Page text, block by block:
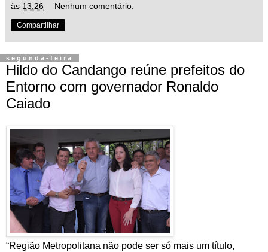
às 13:26 Nenhum comentário:
Compartilhar
segunda-feira
Hildo do Candango reúne prefeitos do
Entorno com governador Ronaldo
Caiado
“Região Metropolitana não pode ser só mais um título,